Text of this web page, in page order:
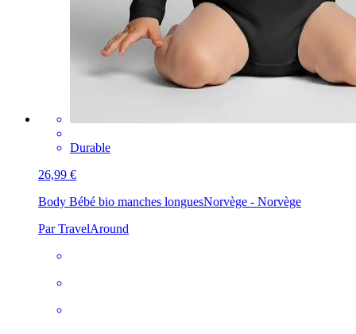
Durable
26,99 €
Body Bébé bio manches longuesNorvège - Norvège
Par TravelAround